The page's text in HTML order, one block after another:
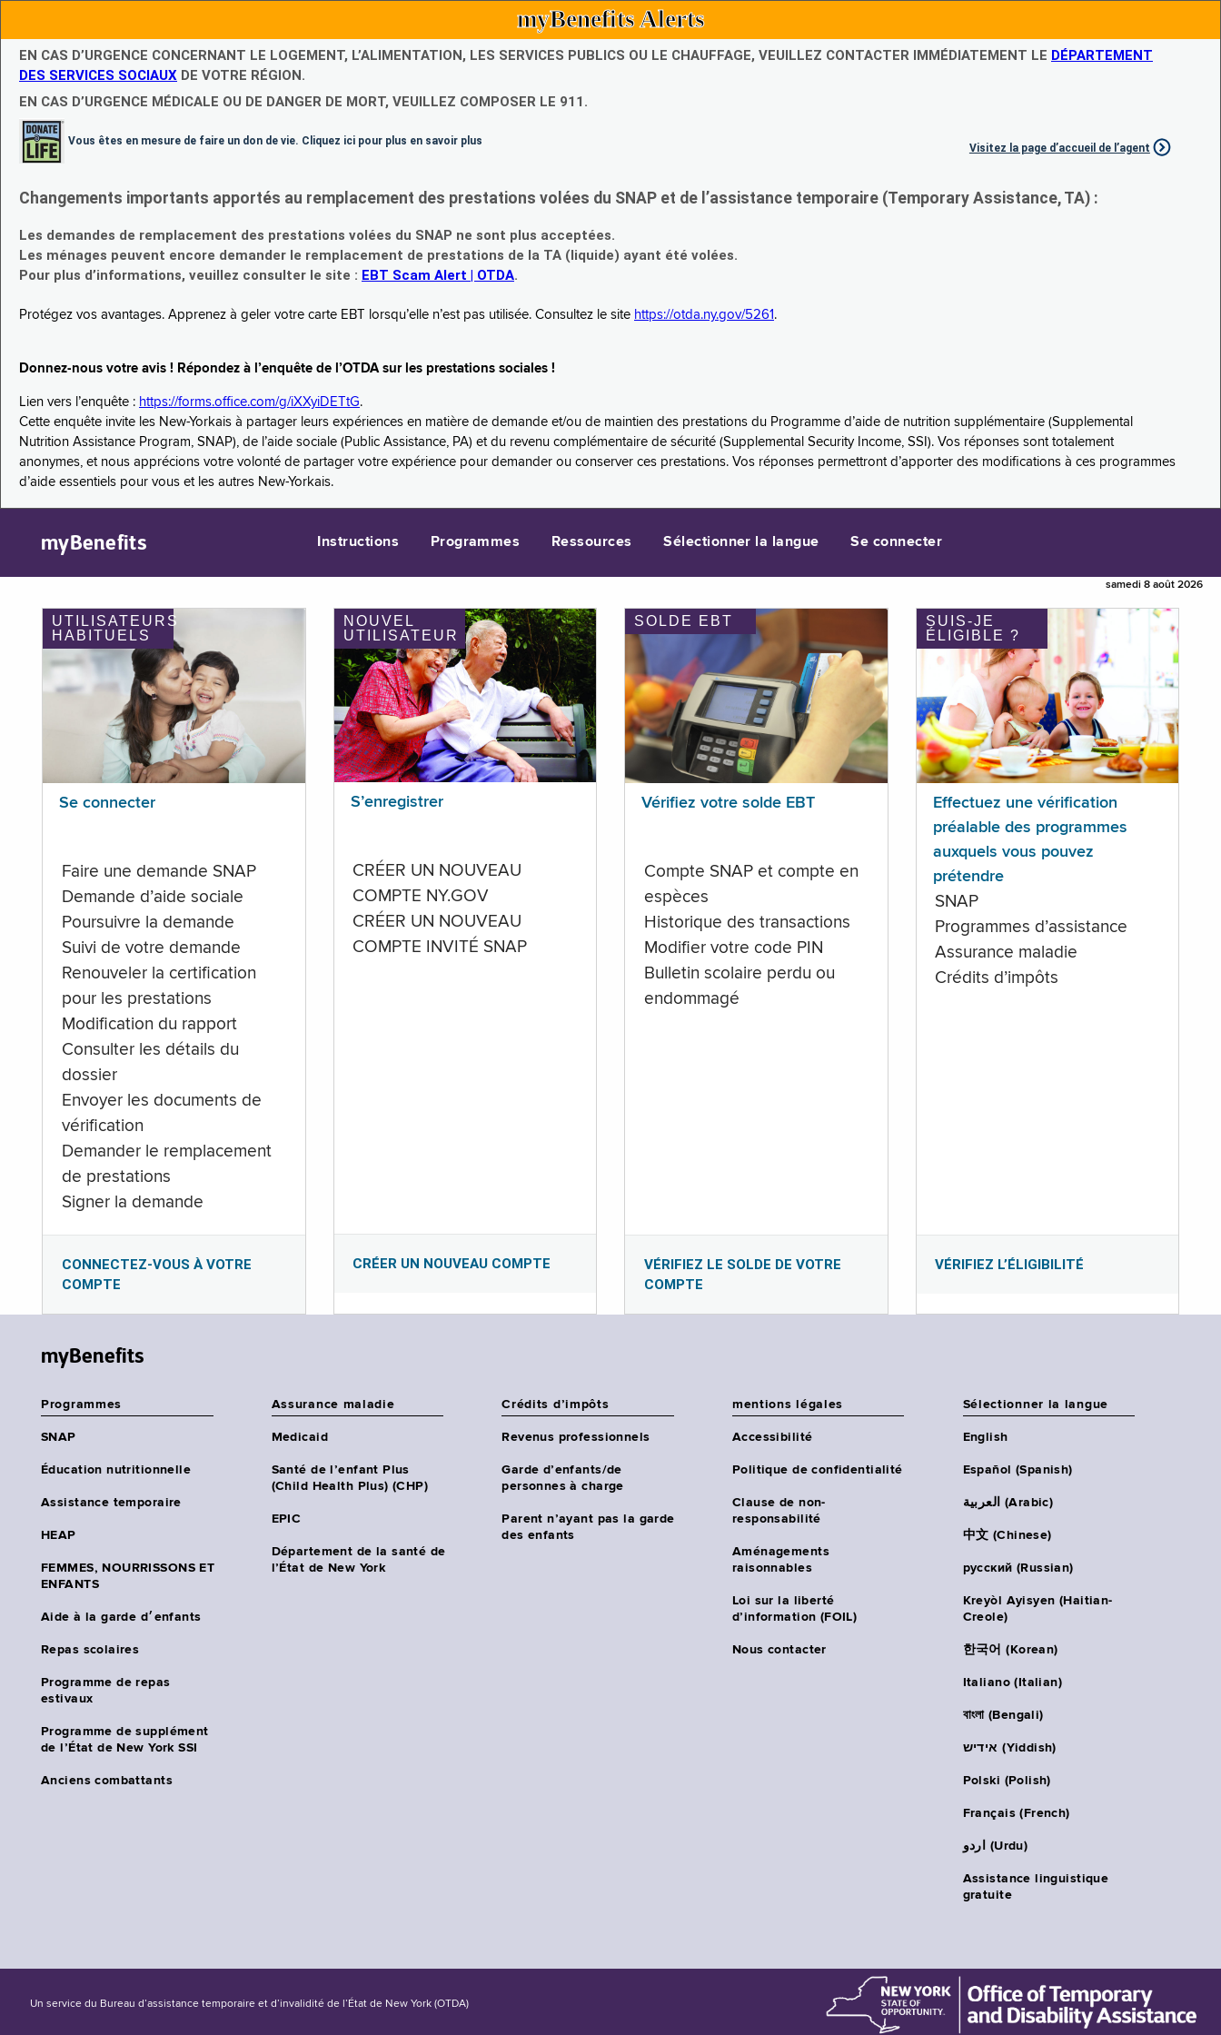
myBenefits Alerts
EN CAS D’URGENCE CONCERNANT LE LOGEMENT, L’ALIMENTATION, LES SERVICES PUBLICS OU LE CHAUFFAGE, VEUILLEZ CONTACTER IMMÉDIATEMENT LE DÉPARTEMENT
DES SERVICES SOCIAUX DE VOTRE RÉGION.
EN CAS D’URGENCE MÉDICALE OU DE DANGER DE MORT, VEUILLEZ COMPOSER LE 911.
Vous êtes en mesure de faire un don de vie. Cliquez ici pour plus en savoir plus
Visitez la page d’accueil de l’agent
Changements importants apportés au remplacement des prestations volées du SNAP et de l’assistance temporaire (Temporary Assistance, TA) :
Les demandes de remplacement des prestations volées du SNAP ne sont plus acceptées.
Les ménages peuvent encore demander le remplacement de prestations de la TA (liquide) ayant été volées.
Pour plus d’informations, veuillez consulter le site : EBT Scam Alert | OTDA.
Protégez vos avantages. Apprenez à geler votre carte EBT lorsqu’elle n’est pas utilisée. Consultez le site https://otda.ny.gov/5261 .
Donnez-nous votre avis ! Répondez à l’enquête de l’OTDA sur les prestations sociales !
Lien vers l’enquête : https://forms.office.com/g/iXXyiDETtG.
Cette enquête invite les New-Yorkais à partager leurs expériences en matière de demande et/ou de maintien des prestations du Programme d’aide de nutrition supplémentaire (Supplemental
Nutrition Assistance Program, SNAP), de l’aide sociale (Public Assistance, PA) et du revenu complémentaire de sécurité (Supplemental Security Income, SSI). Vos réponses sont totalement
anonymes, et nous apprécions votre volonté de partager votre expérience pour demander ou conserver ces prestations. Vos réponses permettront d’apporter des modifications à ces programmes
d’aide essentiels pour vous et les autres New-Yorkais.
myBenefits Instructions Programmes Ressources Sélectionner la langue Se connecter
samedi 8 août 2026
UTILISATEURS
HABITUELS
Se connecter
Faire une demande SNAP
Demande d’aide sociale
Poursuivre la demande
Suivi de votre demande
Renouveler la certification
pour les prestations
Modification du rapport
Consulter les détails du
dossier
Envoyer les documents de
vérification
Demander le remplacement
de prestations
Signer la demande
CONNECTEZ-VOUS À VOTRE
COMPTE
NOUVEL
UTILISATEUR
S’enregistrer
CRÉER UN NOUVEAU
COMPTE NY.GOV
CRÉER UN NOUVEAU
COMPTE INVITÉ SNAP
CRÉER UN NOUVEAU COMPTE
SOLDE EBT
Vérifiez votre solde EBT
Compte SNAP et compte en
espèces
Historique des transactions
Modifier votre code PIN
Bulletin scolaire perdu ou
endommagé
VÉRIFIEZ LE SOLDE DE VOTRE
COMPTE
SUIS-JE
ÉLIGIBLE ?
Effectuez une vérification
préalable des programmes
auxquels vous pouvez
prétendre
SNAP
Programmes d’assistance
Assurance maladie
Crédits d’impôts
VÉRIFIEZ L’ÉLIGIBILITÉ
myBenefits
Programmes
SNAP
Éducation nutritionnelle
Assistance temporaire
HEAP
FEMMES, NOURRISSONS ET
ENFANTS
Aide à la garde d׳enfants
Repas scolaires
Programme de repas
estivaux
Programme de supplément
de l’État de New York SSI
Anciens combattants
Assurance maladie
Medicaid
Santé de l’enfant Plus
(Child Health Plus) (CHP)
EPIC
Département de la santé de
l’État de New York
Crédits d’impôts
Revenus professionnels
Garde d’enfants/de
personnes à charge
Parent n’ayant pas la garde
des enfants
mentions légales
Accessibilité
Politique de confidentialité
Clause de non-
responsabilité
Aménagements
raisonnables
Loi sur la liberté
d’information (FOIL)
Nous contacter
Sélectionner la langue
English
Español (Spanish)
العربية (Arabic)
中文 (Chinese)
русский (Russian)
Kreyòl Ayisyen (Haitian-
Creole)
한국어 (Korean)
Italiano (Italian)
বাংলা (Bengali)
אידיש (Yiddish)
Polski (Polish)
Français (French)
اردو (Urdu)
Assistance linguistique
gratuite
Un service du Bureau d’assistance temporaire et d’invalidité de l’État de New York (OTDA)